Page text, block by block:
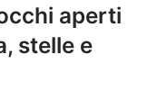
aperti
stelle e